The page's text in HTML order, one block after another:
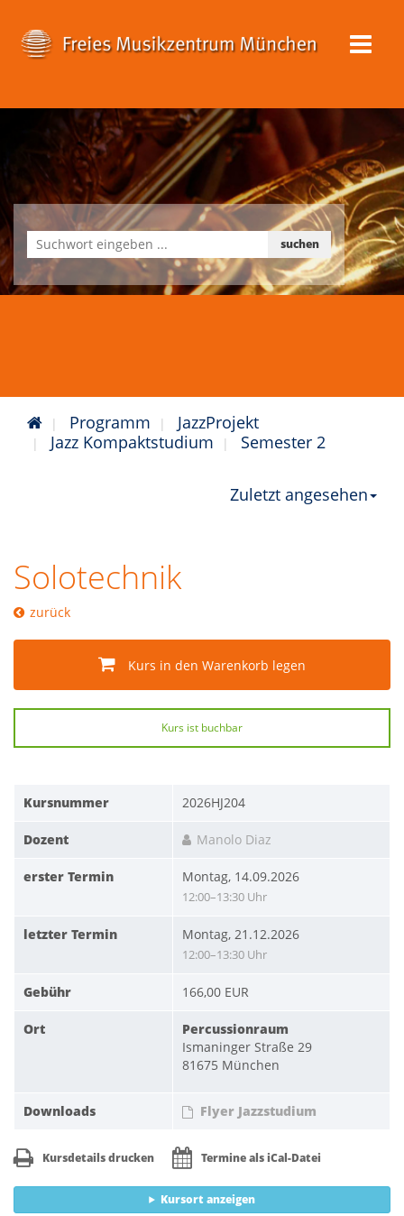
suchen
Programm
JazzProjekt
Jazz Kompaktstudium
Semester 2
Zuletzt angesehen
Solotechnik
zurück
Kurs in den Warenkorb legen
Kurs ist buchbar
Kursnummer 2026HJ204
Dozent Manolo Diaz
erster Termin Montag, 14.09.2026
12:00–13:30 Uhr
letzter Termin Montag, 21.12.2026
12:00–13:30 Uhr
Gebühr 166,00 EUR
Ort
Percussionraum
Ismaninger Straße 29
81675 München
Downloads Flyer Jazzstudium
Kursdetails drucken Termine als iCal-Datei
Kursort anzeigen